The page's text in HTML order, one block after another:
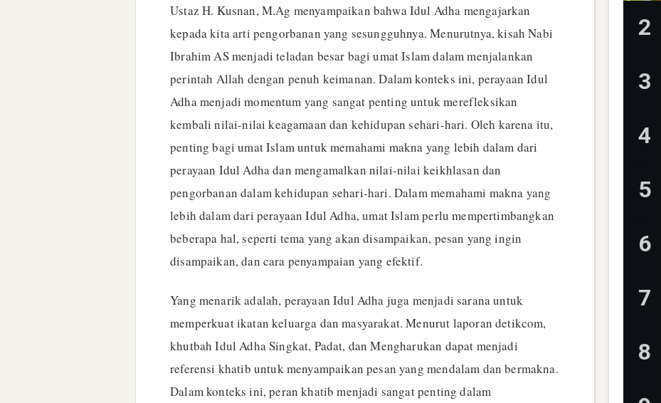
Ustaz H. Kusnan, M.Ag menyampaikan bahwa Idul Adha mengajarkan
kepada kita arti pengorbanan yang sesungguhnya. Menurutnya, kisah Nabi
Ibrahim AS menjadi teladan besar bagi umat Islam dalam menjalankan
perintah Allah dengan penuh keimanan. Dalam konteks ini, perayaan Idul
Adha menjadi momentum yang sangat penting untuk merefleksikan
kembali nilai-nilai keagamaan dan kehidupan sehari-hari. Oleh karena itu,
penting bagi umat Islam untuk memahami makna yang lebih dalam dari
perayaan Idul Adha dan mengamalkan nilai-nilai keikhlasan dan
pengorbanan dalam kehidupan sehari-hari. Dalam memahami makna yang
lebih dalam dari perayaan Idul Adha, umat Islam perlu mempertimbangkan
beberapa hal, seperti tema yang akan disampaikan, pesan yang ingin
disampaikan, dan cara penyampaian yang efektif.
Yang menarik adalah, perayaan Idul Adha juga menjadi sarana untuk
memperkuat ikatan keluarga dan masyarakat. Menurut laporan detikcom,
khutbah Idul Adha Singkat, Padat, dan Mengharukan dapat menjadi
referensi khatib untuk menyampaikan pesan yang mendalam dan bermakna.
Dalam konteks ini, peran khatib menjadi sangat penting dalam